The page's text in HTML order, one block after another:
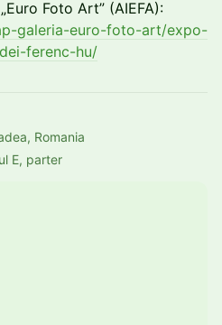
Foto Art” (AIEFA):
galeria-euro-foto-art/expo-
ferenc-hu/
Romania
E, parter